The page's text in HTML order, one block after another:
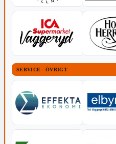
SERVICE - ÖVRIGT